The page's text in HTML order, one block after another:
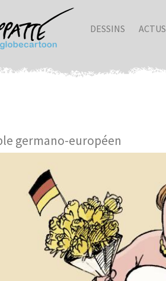
DESSINS ACTUS
germano-européen